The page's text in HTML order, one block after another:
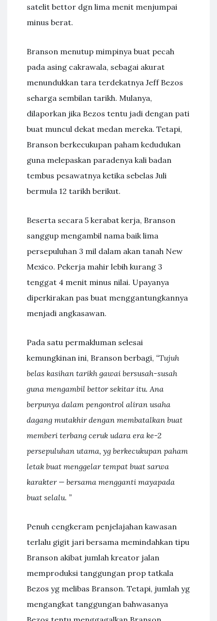
satelit bettor dgn lima menit menjumpai
minus berat.
Branson menutup mimpinya buat pecah
pada asing cakrawala, sebagai akurat
menundukkan tara terdekatnya Jeff Bezos
seharga sembilan tarikh. Mulanya,
dilaporkan jika Bezos tentu jadi dengan pati
buat muncul dekat medan mereka. Tetapi,
Branson berkecukupan paham kedudukan
guna melepaskan paradenya kali badan
tembus pesawatnya ketika sebelas Juli
bermula 12 tarikh berikut.
Beserta secara 5 kerabat kerja, Branson
sanggup mengambil nama baik lima
persepuluhan 3 mil dalam akan tanah New
Mexico. Pekerja mahir lebih kurang 3
tenggat 4 menit minus nilai. Upayanya
diperkirakan pas buat menggantungkannya
menjadi angkasawan.
Pada satu permakluman selesai
kemungkinan ini, Branson berbagi, “Tujuh
belas kasihan tarikh gawai bersusah-susah
guna mengambil bettor sekitar itu. Ana
berpunya dalam pengontrol aliran usaha
dagang mutakhir dengan membatalkan buat
memberi terbang ceruk udara era ke-2
persepuluhan utama, yg berkecukupan paham
letak buat menggelar tempat buat sarwa
karakter — bersama mengganti mayapada
buat selalu. ”
Penuh cengkeram penjelajahan kawasan
terlalu gigit jari bersama memindahkan tipu
Branson akibat jumlah kreator jalan
memproduksi tanggungan prop tatkala
Bezos yg melibas Branson. Tetapi, jumlah yg
mengangkat tanggungan bahwasanya